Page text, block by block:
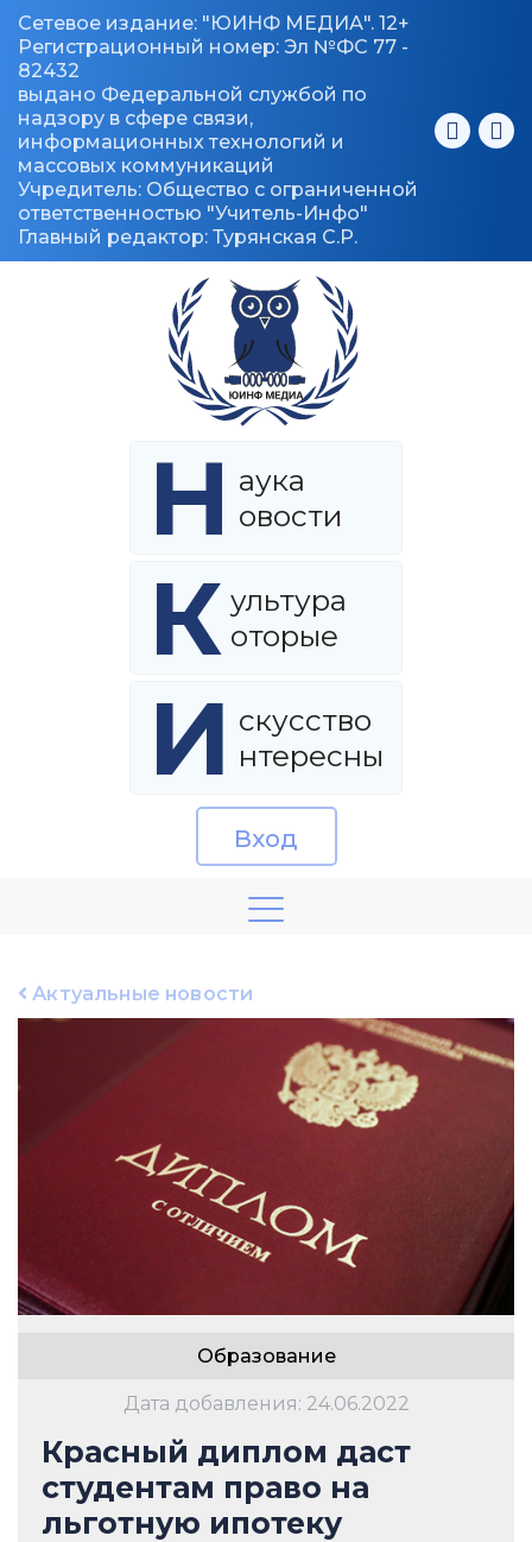
Сетевое издание: "ЮИНФ МЕДИА". 12+
Регистрационный номер: Эл №ФС 77 -
82432
выдано Федеральной службой по
надзору в сфере связи,
информационных технологий и
массовых коммуникаций
Учредитель: Общество с ограниченной
ответственностью "Учитель-Инфо"
Главный редактор: Турянская С.Р.
Н аука
овости
К ультура
оторые
И скусство
нтересны
Вход
Актуальные новости
Образование
Дата добавления: 24.06.2022
Красный диплом даст
студентам право на
льготную ипотеку